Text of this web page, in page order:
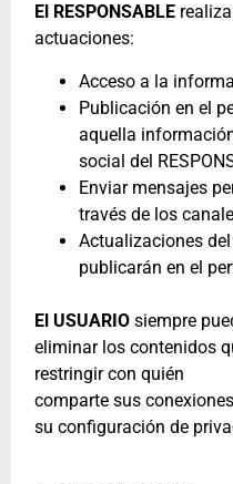
El RESPONSABLE
actuaciones:
Acceso a la
Publicación en el
aquella
social del
Enviar mensajes
través de los
Actualizaciones
publicarán en el
El USUARIO siempre
eliminar los contenidos
restringir con quién
comparte sus
su configuración de